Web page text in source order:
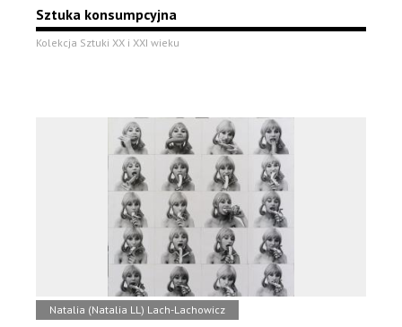
Sztuka konsumpcyjna
Kolekcja Sztuki XX i XXI wieku
Natalia (Natalia LL) Lach-Lachowicz